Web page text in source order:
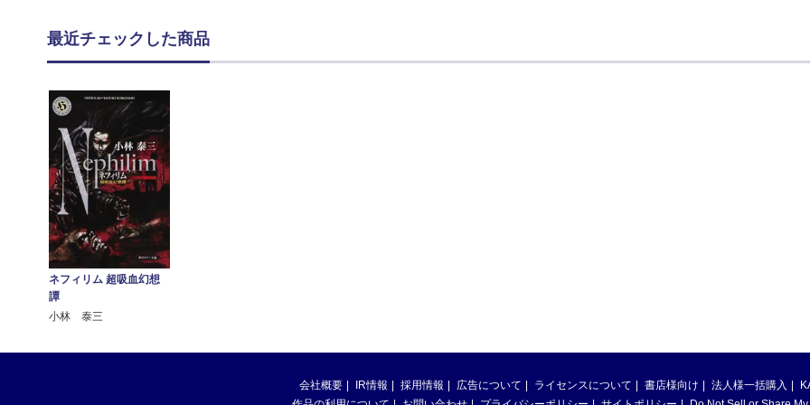
最近チェックした商品
ネフィリム 超吸血幻想
譚
小林 泰三
会社概要 IR情報 採用情報 広告について ライセンスについて 書店様向け 法人様一括購入